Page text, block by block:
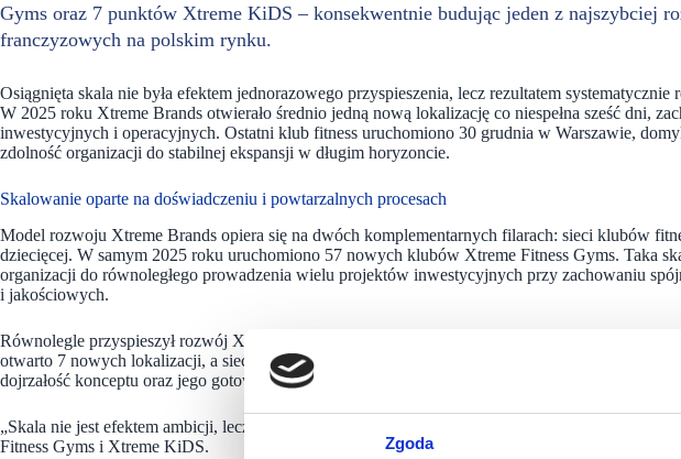
Zgoda
Gyms oraz 7 punktów Xtreme KiDS – konsekwentnie budując jeden z najszybciej
franczyzowych na polskim rynku.
Osiągnięta skala nie była efektem jednorazowego przyspieszenia, lecz rezultatem
W 2025 roku Xtreme Brands otwierało średnio jedną nową lokalizację co niespełna sześć dni,
inwestycyjnych i operacyjnych. Ostatni klub fitness uruchomiono 30 grudnia w Warszawie,
zdolność organizacji do stabilnej ekspansji w długim horyzoncie.
Skalowanie oparte na doświadczeniu i powtarzalnych procesach
Model rozwoju Xtreme Brands opiera się na dwóch komplementarnych filarach: sieci klubów
dziecięcej. W samym 2025 roku uruchomiono 57 nowych klubów Xtreme Fitness Gyms. Taka
organizacji do równoległego prowadzenia wielu projektów inwestycyjnych przy zachowaniu
i jakościowych.
Równolegle przyspieszył rozwój Xtreme KiDS – sieci nowoczesnych przestrzeni ruchu i zabawy
otwarto 7 nowych lokalizacji, a sieć zakończyła rok z 11 działającymi punktami w Polsce.
dojrzałość konceptu oraz jego gotowość do dalszego skalowania w ramach jednego, wspólnego
„Skala nie jest efektem ambicji, lecz konsekwentnie budowanych, powtarzalnych procesów” –
Fitness Gyms i Xtreme KiDS.